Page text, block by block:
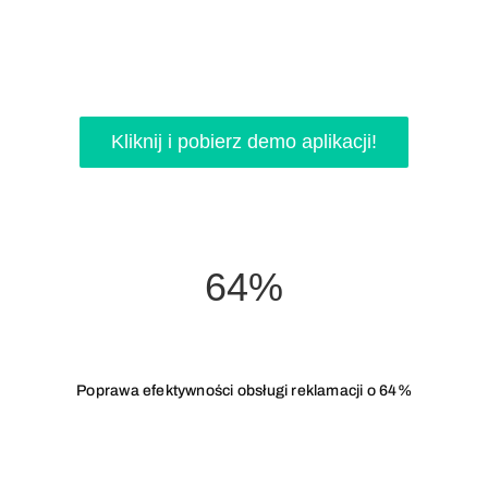
Kliknij i pobierz demo aplikacji!
64%
Poprawa efektywności obsługi reklamacji o 64%